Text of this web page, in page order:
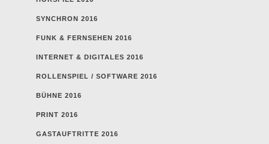
SYNCHRON 2016
FUNK & FERNSEHEN 2016
INTERNET & DIGITALES 2016
ROLLENSPIEL / SOFTWARE 2016
BÜHNE 2016
PRINT 2016
GASTAUFTRITTE 2016